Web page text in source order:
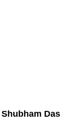
Shubham Das